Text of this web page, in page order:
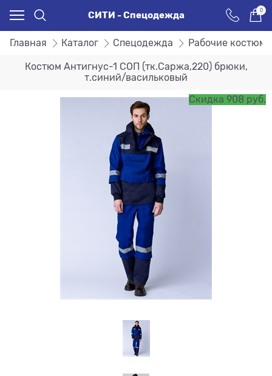
СИТИ - Спецодежда 0
Главная Каталог Спецодежда Рабочие костюмы
Костюм Антигнус-1 СОП (тк.Саржа,220) брюки,
т.синий/васильковый
Скидка 908 руб.